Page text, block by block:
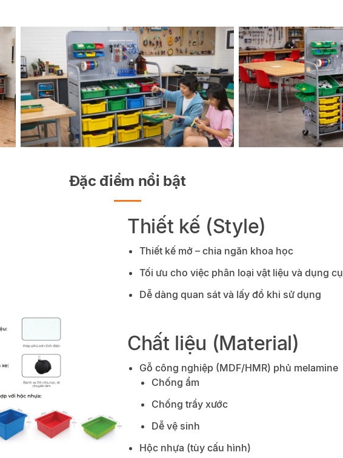
Đặc điểm nổi bật
Thiết kế (Style)
Thiết kế mở – chia ngăn khoa học
Tối ưu cho việc phân loại vật liệu và dụng cụ
Dễ dàng quan sát và lấy đồ khi sử dụng
Chất liệu (Material)
Gỗ công nghiệp (MDF/HMR) phủ melamine
Chống ẩm
Chống trầy xước
Dễ vệ sinh
Hộc nhựa (tùy cấu hình)